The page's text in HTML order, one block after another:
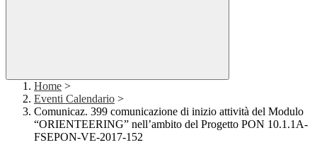
Home >
Eventi Calendario >
Comunicaz. 399 comunicazione di inizio attività del Modulo
“ORIENTEERING” nell’ambito del Progetto PON 10.1.1A-
FSEPON-VE-2017-152